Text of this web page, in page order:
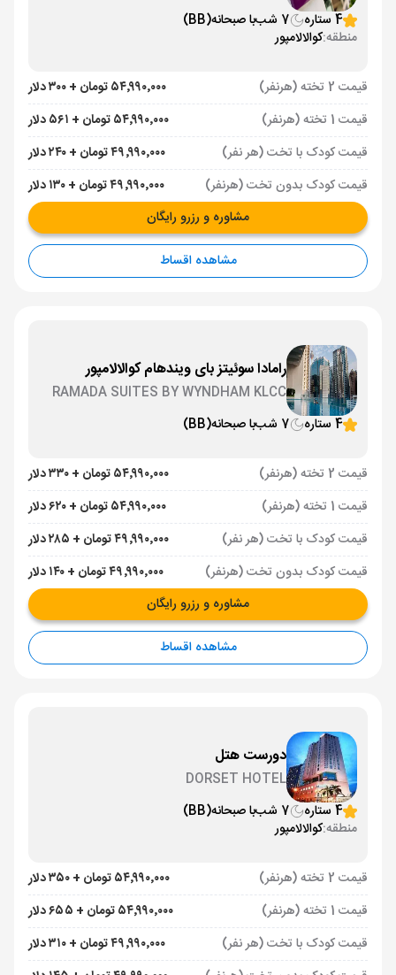
4 ستاره
7 شب با صبحانه(BB)
منطقه:کوالالامپور
قیمت 2 تخته (هرنفر)
۵۴٬۹۹۰٬۰۰۰ تومان + ۳۰۰ دلار
قیمت 1 تخته (هرنفر)
۵۴٬۹۹۰٬۰۰۰ تومان + ۵۶۱ دلار
قیمت کودک با تخت (هر نفر)
۴۹٬۹۹۰٬۰۰۰ تومان + ۲۴۰ دلار
قیمت کودک بدون تخت (هرنفر)
۴۹٬۹۹۰٬۰۰۰ تومان + ۱۳۰ دلار
مشاوره و رزرو رایگان
مشاهده اقساط
رامادا سوئیتز بای ویندهام کوالالامپور
RAMADA SUITES BY WYNDHAM KLCC
4 ستاره
7 شب با صبحانه(BB)
قیمت 2 تخته (هرنفر)
۵۴٬۹۹۰٬۰۰۰ تومان + ۳۳۰ دلار
قیمت 1 تخته (هرنفر)
۵۴٬۹۹۰٬۰۰۰ تومان + ۶۲۰ دلار
قیمت کودک با تخت (هر نفر)
۴۹٬۹۹۰٬۰۰۰ تومان + ۲۸۵ دلار
قیمت کودک بدون تخت (هرنفر)
۴۹٬۹۹۰٬۰۰۰ تومان + ۱۴۰ دلار
مشاوره و رزرو رایگان
مشاهده اقساط
دورست هتل
DORSET HOTEL
4 ستاره
7 شب با صبحانه(BB)
منطقه:کوالالامپور
قیمت 2 تخته (هرنفر)
۵۴٬۹۹۰٬۰۰۰ تومان + ۳۵۰ دلار
قیمت 1 تخته (هرنفر)
۵۴٬۹۹۰٬۰۰۰ تومان + ۶۵۵ دلار
قیمت کودک با تخت (هر نفر)
۴۹٬۹۹۰٬۰۰۰ تومان + ۳۱۰ دلار